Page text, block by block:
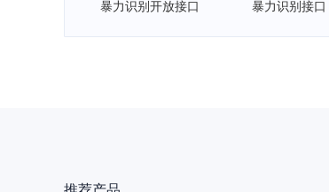
暴力识别开放接口
暴力识别接口